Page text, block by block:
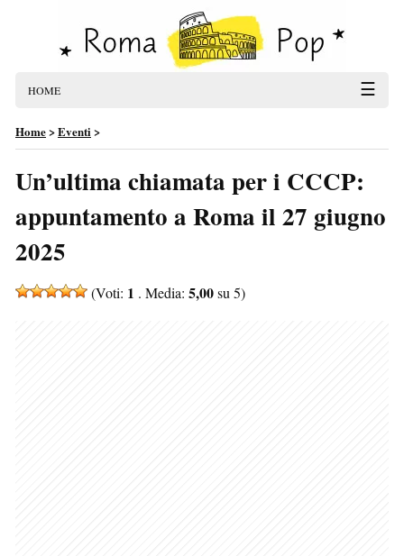
HOME ☰
Home>Eventi>
Un’ultima chiamata per i CCCP:
appuntamento a Roma il 27 giugno
2025
(Voti: 1 . Media: 5,00su 5)